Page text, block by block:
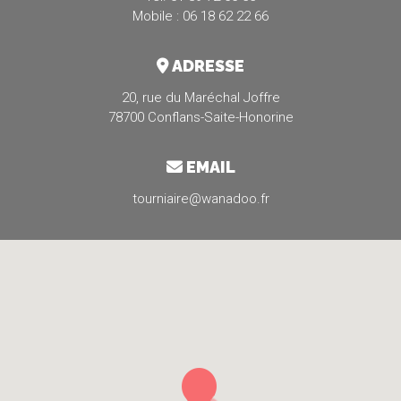
Mobile : 06 18 62 22 66
ADRESSE
20, rue du Maréchal Joffre
78700 Conflans-Saite-Honorine
EMAIL
tourniaire@wanadoo.fr